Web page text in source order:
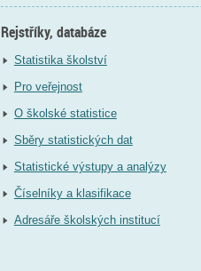
Rejstříky, databáze
Statistika školství
Pro veřejnost
O školské statistice
Sběry statistických dat
Statistické výstupy a analýzy
Číselníky a klasifikace
Adresáře školských institucí